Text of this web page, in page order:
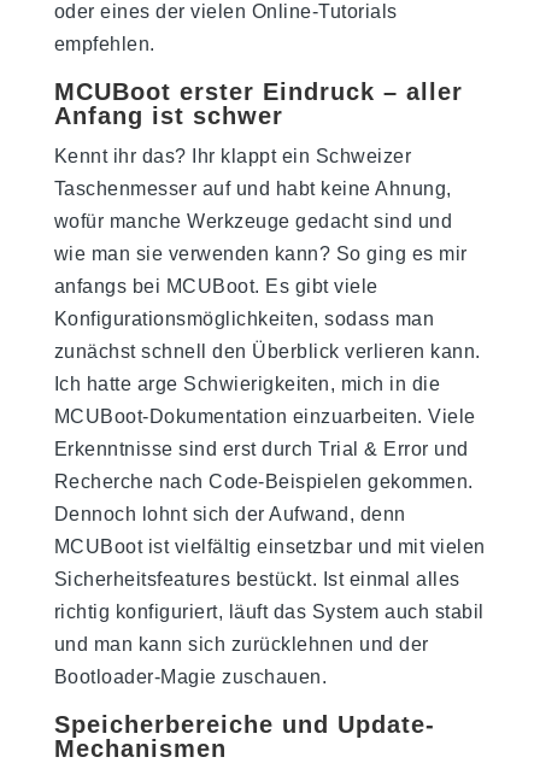
oder eines der vielen Online-Tutorials
empfehlen.
MCUBoot erster Eindruck – aller
Anfang ist schwer
Kennt ihr das? Ihr klappt ein Schweizer
Taschenmesser auf und habt keine Ahnung,
wofür manche Werkzeuge gedacht sind und
wie man sie verwenden kann? So ging es mir
anfangs bei MCUBoot. Es gibt viele
Konfigurationsmöglichkeiten, sodass man
zunächst schnell den Überblick verlieren kann.
Ich hatte arge Schwierigkeiten, mich in die
MCUBoot-Dokumentation einzuarbeiten. Viele
Erkenntnisse sind erst durch Trial & Error und
Recherche nach Code-Beispielen gekommen.
Dennoch lohnt sich der Aufwand, denn
MCUBoot ist vielfältig einsetzbar und mit vielen
Sicherheitsfeatures bestückt. Ist einmal alles
richtig konfiguriert, läuft das System auch stabil
und man kann sich zurücklehnen und der
Bootloader-Magie zuschauen.
Speicherbereiche und Update-
Mechanismen